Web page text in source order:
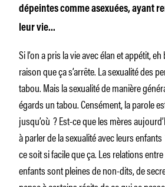
dépeintes comme asexuées, ayant
leur vie…
Si l’on a pris la vie avec élan et appétit,
raison que ça s’arrête. La sexualité des
tabou. Mais la sexualité de manière
égards un tabou. Censément, la parole
jusqu’où ? Est-ce que les mères
à parler de la sexualité avec leurs
ce soit si facile que ça. Les relations
enfants sont pleines de non-dits, de